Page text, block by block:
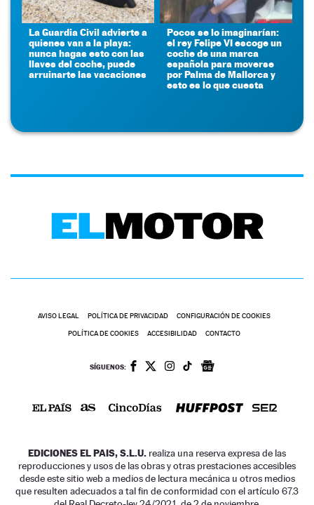
La Guardia Civil advierte a
quienes van a la playa:
nunca hagas esto con las
llaves del coche, puede
arruinarte las vacaciones
Pocos se lo imaginarían:
el rey Felipe VI escoge un
coche de una marca
española para moverse
por Palma de Mallorca y
esto es lo que cuesta
AVISO LEGAL POLÍTICA DE PRIVACIDAD CONFIGURACIÓN DE COOKIES
POLÍTICA DE COOKIES ACCESIBILIDAD CONTACTO
SÍGUENOS:
EDICIONES EL PAIS, S.L.U. realiza una reserva expresa de las
reproducciones y usos de las obras y otras prestaciones accesibles
desde este sitio web a medios de lectura mecánica u otros medios
que resulten adecuados a tal fin de conformidad con el artículo 67.3